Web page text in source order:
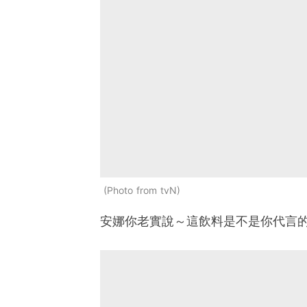
Photo from tvN
安娜你老實說～這飲料是不是你代言